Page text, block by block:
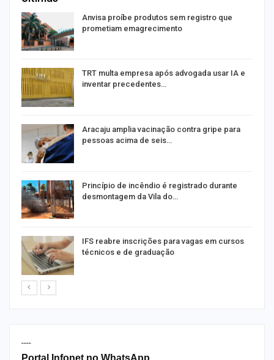
Anvisa proíbe produtos sem registro que
prometiam emagrecimento
TRT multa empresa após advogada usar IA e
inventar precedentes…
Aracaju amplia vacinação contra gripe para
pessoas acima de seis…
Princípio de incêndio é registrado durante
desmontagem da Vila do…
IFS reabre inscrições para vagas em cursos
técnicos e de graduação
----
Portal Infonet no WhatsApp